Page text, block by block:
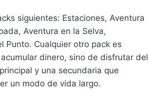
siguientes: Estaciones, Aventura
Aventura en la Selva,
Punto. Cualquier otro pack es
dinero, sino de disfrutar del
y una secundaria que
un modo de vida largo.